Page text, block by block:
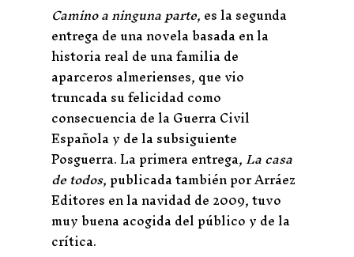
Camino a ninguna parte, es la segunda
entrega de una novela basada en la
historia real de una familia de
aparceros almerienses, que vio
truncada su felicidad como
consecuencia de la Guerra Civil
Española y de la subsiguiente
Posguerra. La primera entrega,La casa
de todos, publicada también por Arráez
Editores en la navidad de 2009, tuvo
muy buena acogida del público y de la
crítica.